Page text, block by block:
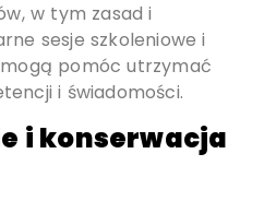
w tym zasad i
sesje szkoleniowe i
pomóc utrzymać
i świadomości.
i konserwacja